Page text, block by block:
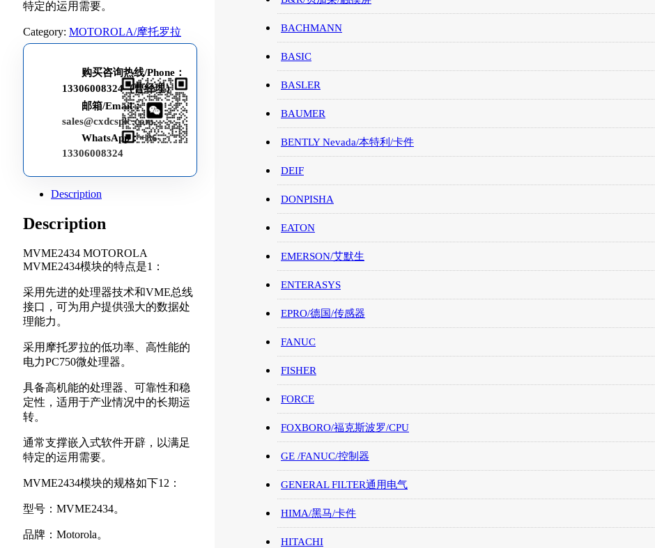
特定的运用需要。
Category: MOTOROLA/摩托罗拉
购买咨询热线/Phone：
13306008324（曹经理）
邮箱/Email：
sales@cxdcsplc.com
WhatsApp：+86-
13306008324
Description
Description
MVME2434 MOTOROLA
MVME2434模块的特点是1：
采用先进的处理器技术和VME总线
接口，可为用户提供强大的数据处
理能力。
采用摩托罗拉的低功率、高性能的
电力PC750微处理器。
具备高机能的处理器、可靠性和稳
定性，适用于产业情况中的长期运
转。
通常支撑嵌入式软件开辟，以满足
特定的运用需要。
MVME2434模块的规格如下12：
型号：MVME2434。
品牌：Motorola。
BACHMANN
BASIC
BASLER
BAUMER
BENTLY Nevada/本特利/卡件
DEIF
DONPISHA
EATON
EMERSON/艾默生
ENTERASYS
EPRO/德国/传感器
FANUC
FISHER
FORCE
FOXBORO/福克斯波罗/CPU
GE /FANUC/控制器
GENERAL FILTER通用电气
HIMA/黑马/卡件
HITACHI